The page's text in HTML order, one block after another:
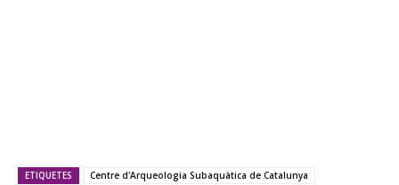
ETIQUETES
Centre d'Arqueologia Subaquàtica de Catalunya